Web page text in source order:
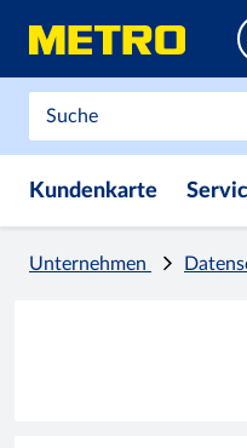
Kundenkarte
Unternehmen